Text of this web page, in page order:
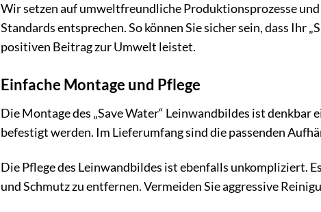
Wir setzen auf umweltfreundliche Produktionsprozesse
Standards entsprechen. So können Sie sicher sein, dass Ihr
positiven Beitrag zur Umwelt leistet.
Einfache Montage und Pflege
Die Montage des „Save Water“ Leinwandbildes ist
befestigt werden. Im Lieferumfang sind die passenden
Die Pflege des Leinwandbildes ist ebenfalls unkompliziert.
und Schmutz zu entfernen. Vermeiden Sie aggressive